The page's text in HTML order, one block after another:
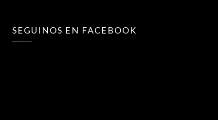
SEGUINOS EN FACEBOOK